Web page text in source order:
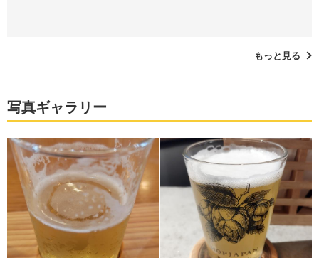
もっと見る
写真ギャラリー